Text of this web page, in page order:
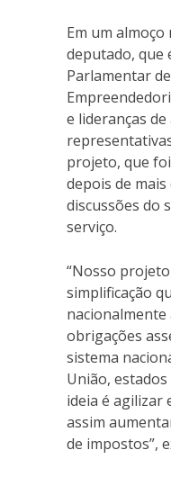
Em um
deputado, que
Parlamentar
e lideranças de
projeto, que foi
depois de
discussões do
serviço.
“Nosso
simplificação
nacionalmente
obrigações
sistema
União, estados
ideia é agilizar
assim
de impostos”,